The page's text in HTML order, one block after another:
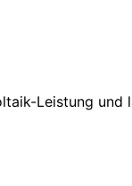
Leistung und